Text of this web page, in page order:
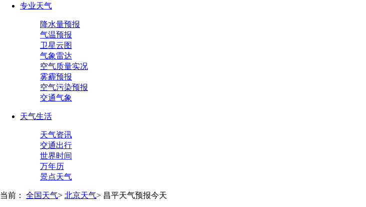
专业天气
降水量预报
气温预报
卫星云图
气象雷达
空气质量实况
雾霾预报
空气污染预报
交通气象
天气生活
天气资讯
交通出行
世界时间
万年历
景点天气
当前： 全国天气> 北京天气> 昌平天气预报今天